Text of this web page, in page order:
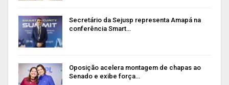
Secretário da Sejusp representa Amapá na
conferência Smart…
Oposição acelera montagem de chapas ao
Senado e exibe força…